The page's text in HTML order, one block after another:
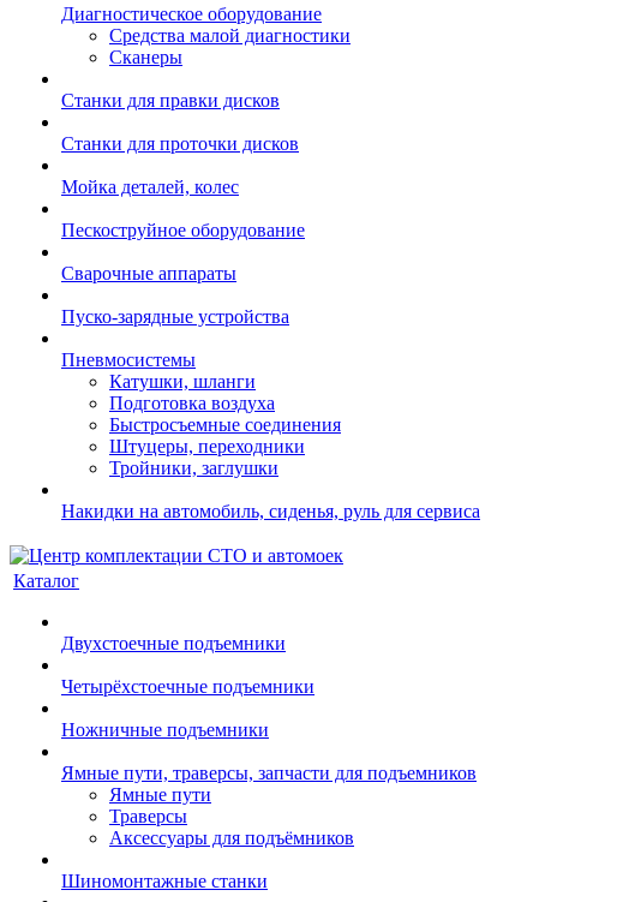
Диагностическое оборудование
Средства малой диагностики
Сканеры
Станки для правки дисков
Станки для проточки дисков
Мойка деталей, колес
Пескоструйное оборудование
Сварочные аппараты
Пуско-зарядные устройства
Пневмосистемы
Катушки, шланги
Подготовка воздуха
Быстросъемные соединения
Штуцеры, переходники
Тройники, заглушки
Накидки на автомобиль, сиденья, руль для сервиса
Каталог
Двухстоечные подъемники
Четырёхстоечные подъемники
Ножничные подъемники
Ямные пути, траверсы, запчасти для подъемников
Ямные пути
Траверсы
Аксессуары для подъёмников
Шиномонтажные станки